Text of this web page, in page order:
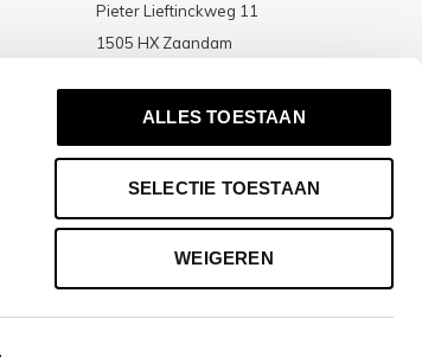
ALLES TOESTAAN
SELECTIE TOESTAAN
WEIGEREN
Pieter Lieftinckweg 11
1505 HX Zaandam